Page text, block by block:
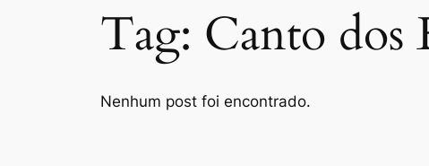
Tag: Canto dos
Nenhum post foi encontrado.